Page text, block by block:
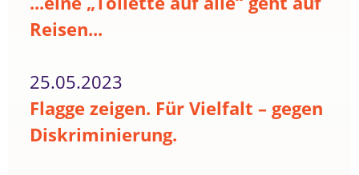
Reisen...
25.05.2023
Flagge zeigen. Für Vielfalt – gegen
Diskriminierung.